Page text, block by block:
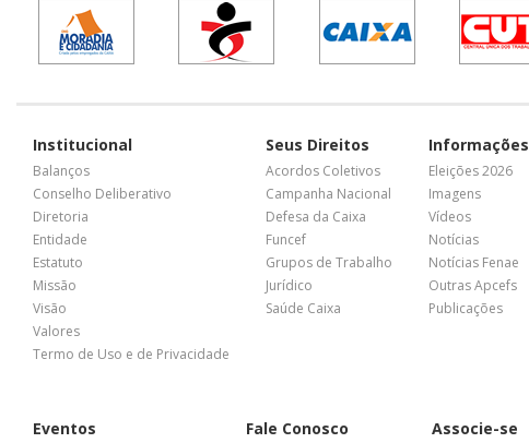
Institucional
Balanços
Conselho Deliberativo
Diretoria
Entidade
Estatuto
Missão
Visão
Valores
Termo de Uso e de Privacidade
Seus Direitos
Acordos Coletivos
Campanha Nacional
Defesa da Caixa
Funcef
Grupos de Trabalho
Jurídico
Saúde Caixa
Informações
Eleições 2026
Imagens
Vídeos
Notícias
Notícias Fenae
Outras Apcefs
Publicações
Eventos Fale Conosco Associe-se